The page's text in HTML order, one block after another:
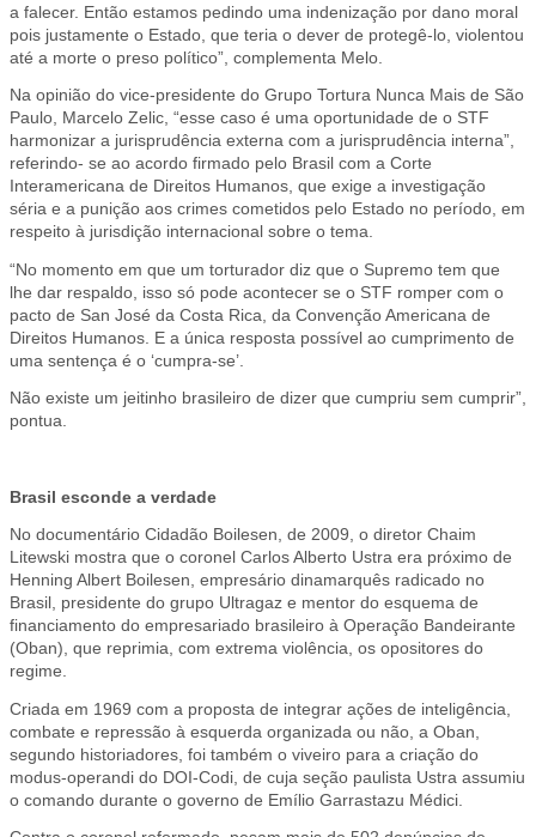
a falecer. Então estamos pedindo uma indenização por dano moral
pois justamente o Estado, que teria o dever de protegê-lo, violentou
até a morte o preso político”, complementa Melo.
Na opinião do vice-presidente do Grupo Tortura Nunca Mais de São
Paulo, Marcelo Zelic, “esse caso é uma oportunidade de o STF
harmonizar a jurisprudência externa com a jurisprudência interna”,
referindo- se ao acordo firmado pelo Brasil com a Corte
Interamericana de Direitos Humanos, que exige a investigação
séria e a punição aos crimes cometidos pelo Estado no período, em
respeito à jurisdição internacional sobre o tema.
“No momento em que um torturador diz que o Supremo tem que
lhe dar respaldo, isso só pode acontecer se o STF romper com o
pacto de San José da Costa Rica, da Convenção Americana de
Direitos Humanos. E a única resposta possível ao cumprimento de
uma sentença é o ‘cumpra-se’.
Não existe um jeitinho brasileiro de dizer que cumpriu sem cumprir”,
pontua.
Brasil esconde a verdade
No documentário Cidadão Boilesen, de 2009, o diretor Chaim
Litewski mostra que o coronel Carlos Alberto Ustra era próximo de
Henning Albert Boilesen, empresário dinamarquês radicado no
Brasil, presidente do grupo Ultragaz e mentor do esquema de
financiamento do empresariado brasileiro à Operação Bandeirante
(Oban), que reprimia, com extrema violência, os opositores do
regime.
Criada em 1969 com a proposta de integrar ações de inteligência,
combate e repressão à esquerda organizada ou não, a Oban,
segundo historiadores, foi também o viveiro para a criação do
modus-operandi do DOI-Codi, de cuja seção paulista Ustra assumiu
o comando durante o governo de Emílio Garrastazu Médici.